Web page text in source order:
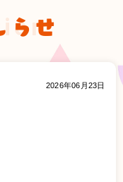
らせ
2026年06月23日